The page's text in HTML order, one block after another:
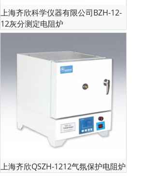
上海齐欣科学仪器有限公司BZH-12-
12灰分测定电阻炉
上海齐欣QSZH-1212气氛保护电阻炉